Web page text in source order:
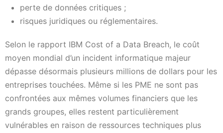
perte de données critiques ;
risques juridiques ou réglementaires.
Selon le rapport IBM Cost of a Data Breach, le coût
moyen mondial d’un incident informatique majeur
dépasse désormais plusieurs millions de dollars pour les
entreprises touchées. Même si les PME ne sont pas
confrontées aux mêmes volumes financiers que les
grands groupes, elles restent particulièrement
vulnérables en raison de ressources techniques plus